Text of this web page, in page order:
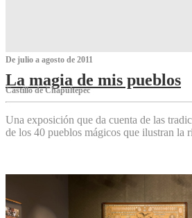
De julio a agosto de 2011
La magia de mis pueblos
Castillo de Chapultepec
Una exposición que da cuenta de las
de los 40 pueblos mágicos que ilustran la